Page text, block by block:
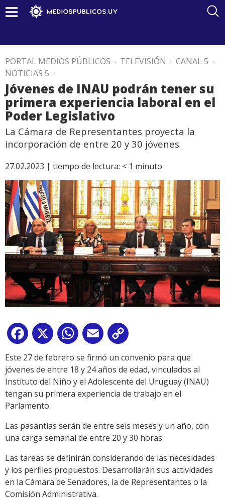
PORTAL MEDIOS PÚBLICOS . TELEVISIÓN . CANAL 5 .
NOTICIAS 5 .
Jóvenes de INAU podrán tener su
primera experiencia laboral en el
Poder Legislativo
La Cámara de Representantes proyecta la
incorporación de entre 20 y 30 jóvenes
27.02.2023 | tiempo de lectura: < 1 minuto
Facebook
X WhatsApp
Email
Link
Este 27 de febrero se firmó un convenio para que
jóvenes de entre 18 y 24 años de edad, vinculados al
Instituto del Niño y el Adolescente del Uruguay (INAU)
tengan su primera experiencia de trabajo en el
Parlamento.
Las pasantías serán de entre seis meses y un año, con
una carga semanal de entre 20 y 30 horas.
Las tareas se definirán considerando de las necesidades
y los perfiles propuestos. Desarrollarán sus actividades
en la Cámara de Senadores, la de Representantes o la
Comisión Administrativa.